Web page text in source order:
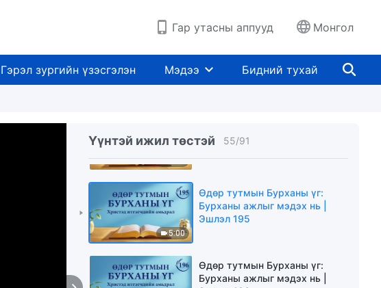
Гар утасны аппууд Монгол
Гэрэл зургийн үзэсгэлэн Мэдээ Бидний тухай
Үүнтэй ижил төстэй 55/91
13:28
Эшлэл 193
4:52
Бурханы ажлыг мэдэх нь |
Эшлэл 194
5:00
Өдөр тутмын Бурханы үг:
Бурханы ажлыг мэдэх нь |
Эшлэл 195
Өдөр тутмын Бурханы үг:
Бурханы ажлыг мэдэх нь |